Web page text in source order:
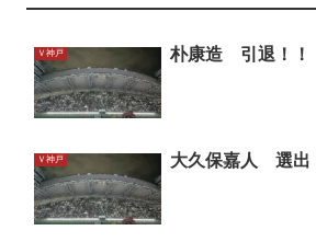
Ｖ神戸 朴康造 引退！！
Ｖ神戸 大久保嘉人 選出